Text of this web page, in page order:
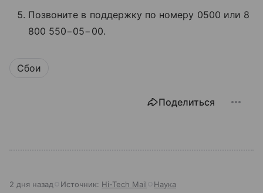
Позвоните в поддержку по номеру 0500 или 8
800 550−05−00.
Сбои
Поделиться
2 дня назад Источник: Hi-Tech Mail Наука